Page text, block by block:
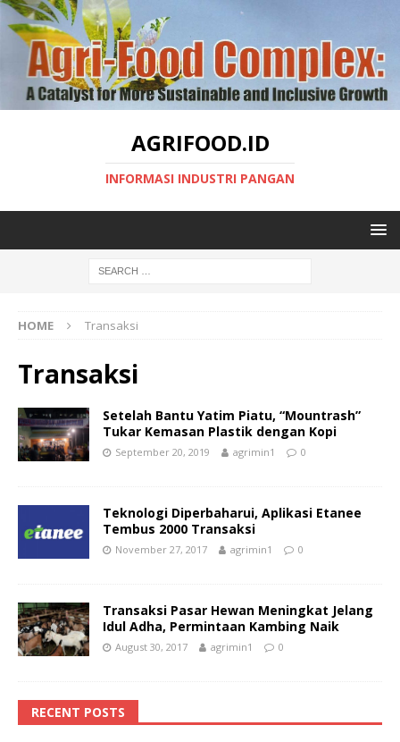
AGRIFOOD.ID
INFORMASI INDUSTRI PANGAN
HOME Transaksi
Transaksi
Setelah Bantu Yatim Piatu, “Mountrash”
Tukar Kemasan Plastik dengan Kopi
September 20, 2019 agrimin1 0
Teknologi Diperbaharui, Aplikasi Etanee
Tembus 2000 Transaksi
November 27, 2017 agrimin1 0
Transaksi Pasar Hewan Meningkat Jelang
Idul Adha, Permintaan Kambing Naik
August 30, 2017 agrimin1 0
RECENT POSTS